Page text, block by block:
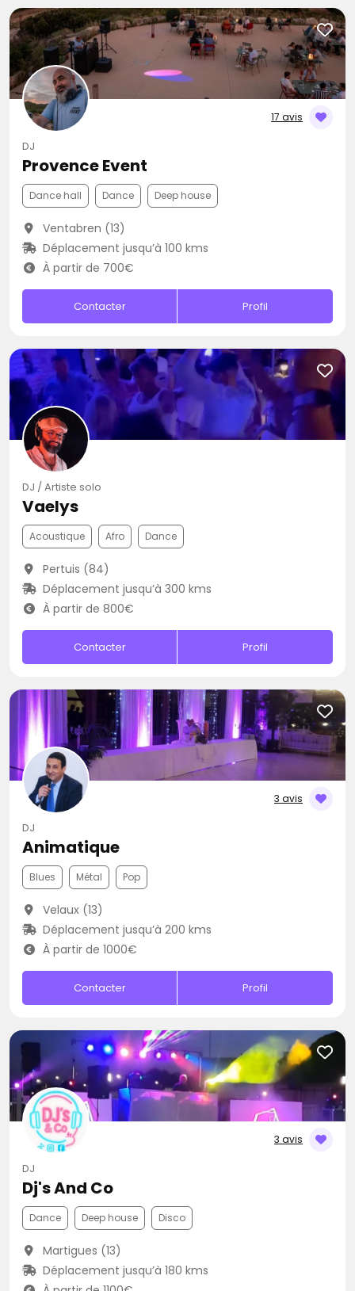
17 avis
DJ
Provence Event
Dance hall Dance Deep house
Ventabren (13)
Déplacement jusqu’à 100 kms
À partir de 700€
Contacter Profil
DJ / Artiste solo
Vaelys
Acoustique Afro Dance
Pertuis (84)
Déplacement jusqu’à 300 kms
À partir de 800€
Contacter Profil
3 avis
DJ
Animatique
Blues Métal Pop
Velaux (13)
Déplacement jusqu’à 200 kms
À partir de 1000€
Contacter Profil
3 avis
DJ
Dj's And Co
Dance Deep house Disco
Martigues (13)
Déplacement jusqu’à 180 kms